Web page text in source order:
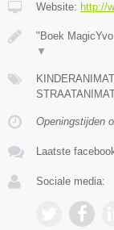
Website: http://
"Boek
▼
Openingstijden
Laatste
Sociale media: